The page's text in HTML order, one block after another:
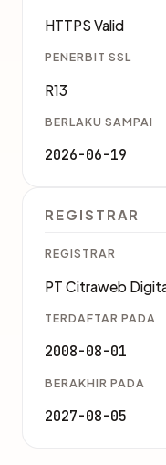
HTTPS Valid
PENERBIT SSL
R13
BERLAKU SAMPAI
2026-06-19
REGISTRAR
REGISTRAR
PT Citraweb
TERDAFTAR PADA
2008-08-01
BERAKHIR PADA
2027-08-05